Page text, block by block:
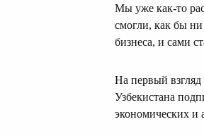
Мы уже как-то
смогли, как бы
бизнеса, и сами
На первый
Узбекистана
экономических и